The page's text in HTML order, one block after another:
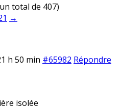
total de 407)
→
h 50 min #65982 Répondre
isolée